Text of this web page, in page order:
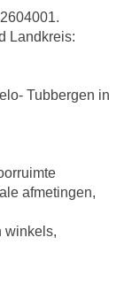
Landkreis:
Tubbergen in
afmetingen,
winkels,